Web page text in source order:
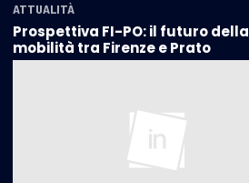
ATTUALITÀ
Prospettiva FI-PO: il futuro della
mobilità tra Firenze e Prato